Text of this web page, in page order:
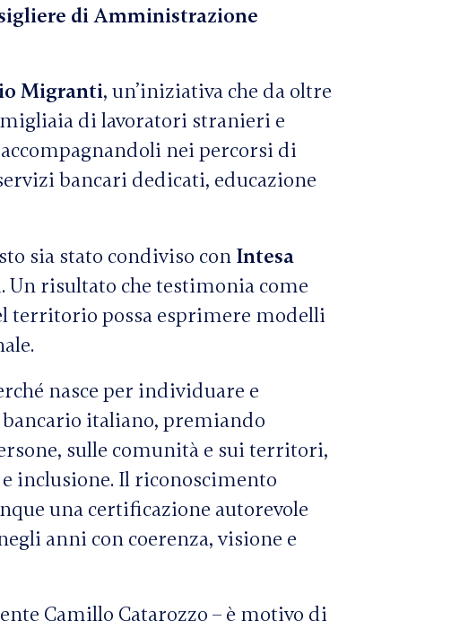
di Amministrazione
Migranti, un’iniziativa che da oltre
di lavoratori stranieri e
nei percorsi di
bancari dedicati, educazione
sia stato condiviso con Intesa
risultato che testimonia come
territorio possa esprimere modelli
nasce per individuare e
italiano, premiando
sulle comunità e sui territori,
inclusione. Il riconoscimento
una certificazione autorevole
anni con coerenza, visione e
Camillo Catarozzo – è motivo di